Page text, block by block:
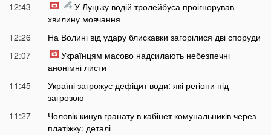
12:43
У Луцьку водій тролейбуса проігнорував
хвилину мовчання
12:26
На Волині від удару блискавки загорілися дві споруди
12:07
Українцям масово надсилають небезпечні
анонімні листи
11:45
Україні загрожує дефіцит води: які регіони під
загрозою
11:27
Чоловік кинув гранату в кабінет комунальників через
платіжку: деталі